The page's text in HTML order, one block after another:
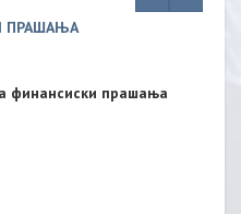
ПРАШАЊА
финансиски прашања